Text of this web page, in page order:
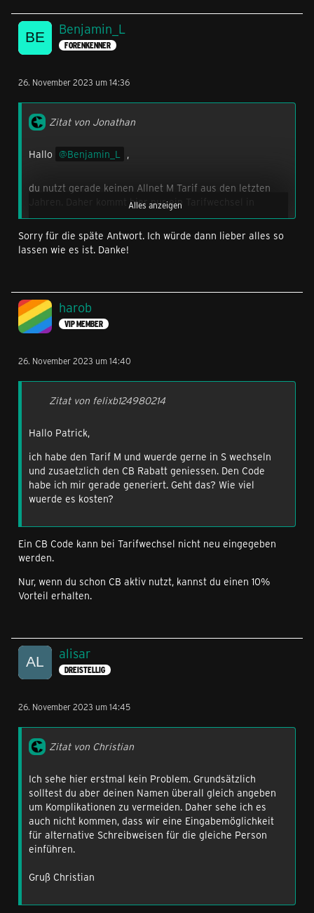
Benjamin_L
FORENKENNER
26. November 2023 um 14:36
Zitat von Jonathan
Hallo Benjamin_L ,
du nutzt gerade keinen Allnet M Tarif aus den letzten
Jahren. Daher kommt hier nur ein Tarifwechsel in
Betracht. Da du bei Wechsel einen Preisvorteil verlieren
würdest, kann ich dir ersatzweise 10% Rabatt auf die
Grundgebühr dazu buchen.
die üblichen Minuten/SMS-Flat. An deiner Laufzeit
ändert sich dabei nichts und der Wechsel ist kostenfrei.
Alles anzeigen
Sorry für die späte Antwort. Ich würde dann lieber alles so
lassen wie es ist. Danke!
harob
VIP MEMBER
26. November 2023 um 14:40
Zitat von felixb124980214
Hallo Patrick,
ich habe den Tarif M und wuerde gerne in S wechseln
und zusaetzlich den CB Rabatt geniessen. Den Code
habe ich mir gerade generiert. Geht das? Wie viel
wuerde es kosten?
Ein CB Code kann bei Tarifwechsel nicht neu eingegeben
werden.
Nur, wenn du schon CB aktiv nutzt, kannst du einen 10%
Vorteil erhalten.
alisar
DREISTELLIG
26. November 2023 um 14:45
Zitat von Christian
Ich sehe hier erstmal kein Problem. Grundsätzlich
solltest du aber deinen Namen überall gleich angeben
um Komplikationen zu vermeiden. Daher sehe ich es
auch nicht kommen, dass wir eine Eingabemöglichkeit
für alternative Schreibweisen für die gleiche Person
einführen.
Gruß Christian